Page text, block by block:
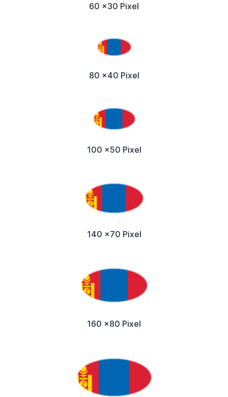
60 x30 Pixel
80 x40 Pixel
100 x50 Pixel
140 x70 Pixel
160 x80 Pixel